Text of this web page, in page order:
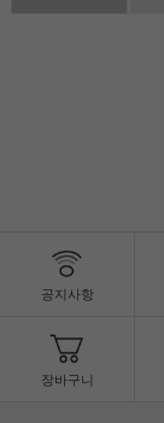
공지사항
장바구니